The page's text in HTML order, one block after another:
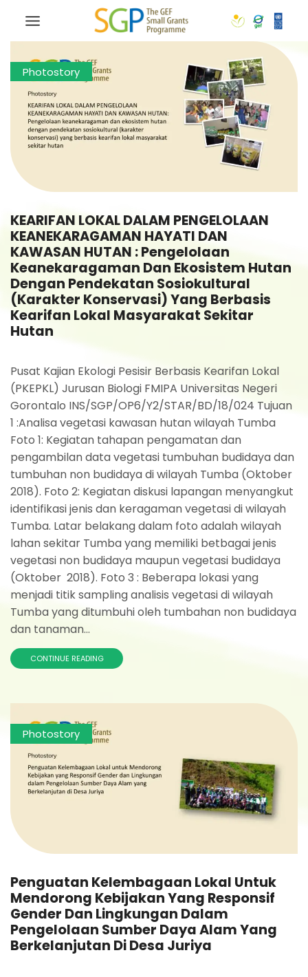
Photostory
KEARIFAN LOKAL DALAM PENGELOLAAN
KEANEKARAGAMAN HAYATI DAN
KAWASAN HUTAN : Pengelolaan
Keanekaragaman Dan Ekosistem Hutan
Dengan Pendekatan Sosiokultural
(karakter Konservasi) Yang Berbasis
Kearifan Lokal Masyarakat Sekitar
Hutan
Pusat Kajian Ekologi Pesisir Berbasis Kearifan Lokal
(PKEPKL) Jurusan Biologi FMIPA Universitas Negeri
Gorontalo INS/SGP/OP6/Y2/STAR/BD/18/024 Tujuan
1 :Analisa vegetasi kawasan hutan wilayah Tumba
Foto 1: Kegiatan tahapan pengamatan dan
pengambilan data vegetasi tumbuhan budidaya dan
tumbuhan non budidaya di wilayah Tumba (Oktober
2018). Foto 2: Kegiatan diskusi lapangan menyangkut
identifikasi jenis dan keragaman vegetasi di wilayah
Tumba. Latar belakang dalam foto adalah wilayah
lahan sekitar Tumba yang memiliki betbagai jenis
vegetasi non budidaya maupun vegetasi budidaya
(Oktober 2018). Foto 3 : Beberapa lokasi yang
menjadi titik sampling analisis vegetasi di wilayah
Tumba yang ditumbuhi oleh tumbahan non budidaya
dan tanaman...
CONTINUE READING
Photostory
Penguatan Kelembagaan Lokal Untuk
Mendorong Kebijakan Yang Responsif
Gender Dan Lingkungan Dalam
Pengelolaan Sumber Daya Alam Yang
Berkelanjutan Di Desa Juriya